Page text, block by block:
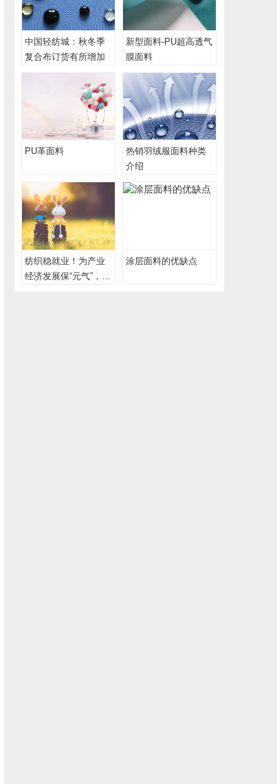
中国轻纺城：秋冬季
复合布订货有所增加
新型面料-PU超高透气
膜面料
PU革面料
热销羽绒服面料​种类
介绍
纺织稳就业！为产业
经济发展保“元气”，为
涂层面料的优缺点